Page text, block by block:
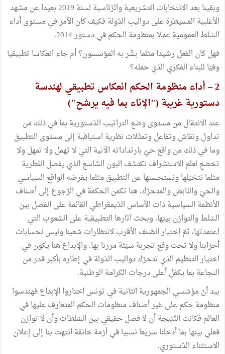
وبقينا بعد الانتخابات التشريعية والرّئاسية لسنة 2019 بعيدا عن مشهد
الأغلبية المسيطرة على دواليب الدّولة فكيف كان الأمر في مستوى أداء
السّلط العمومية عملا بمنظومة الحكم في دستور 2014.
فهل كان الفعل رشيدا مثلما بشّر به المؤسسون؟ أم جاء انعكاسا تطبيقيا
وفيّا للبناء الفكري الذي حمله؟
2 – أداء منظومة الحكم انعكاس تطبيقي لهندسة
دستورية غريبة ("الإناء بما فيه يرشح")
عند الانتقال من مستوى وضع التراتيب الدّستورية بما في ذلك من
تداول ونقاش وتفاعل وتمثّلات نظرية استباقية إلى مستوى التطبيق
وما في ذلك من واقع حيّ بارتداداته الآنية التي لا تهمل ولا تمهل ولا
تخضع لعلم الاستشراف نكتشف البون الشاسع الذي يفصل النّظرية
مثلما نتخيّلها ونستحسنها عن التطبيق مثلما يفرضه الواقع السياسي
والحيّ والنّابض والمتحرّك. هنا تكمن الحكمة في الرّجوع إلى أصناف
الأنظمة السياسية ذات الأساس الدّيمقراطي القائمة على الفصل بين
السّلط والتوازن بينها، وبحث آثارها التطبيقية على الشعوب التي
اعتمدتها، ثمّ اختيار الصّنف الأقرب لانتظارات شعبنا وليس لحسابات
أحزابنا ولا تحت وقع تجربة سيّئة مررنا بها. والإبداع هنا يكون في
اختيار التنظيم الذي تتحرّك دواليب الدّولة في إطاره بأكبر قدر من
النجاعة بما يكفل أعلى درجات الكرامة الوطنية.
بيد أنّ مؤسّسي الجمهورية الثانية في تونس اختاروا الإبداع فهندسوا
منظومة حكم على غير أصناف منظومات الحكم المتعارف عليها في
العالم فكانت النّتيجة أن لا فصل حقيقي بين السّلطات وأن لا توازن
فعلي بينها بما أدخلنا سريعا نسبيا في أزمة خانقة انتهت بنا إلى إعلان
الاستثناء الدّستوري.